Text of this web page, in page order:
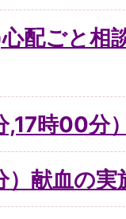
配ごと相
,17時00分
）献血の